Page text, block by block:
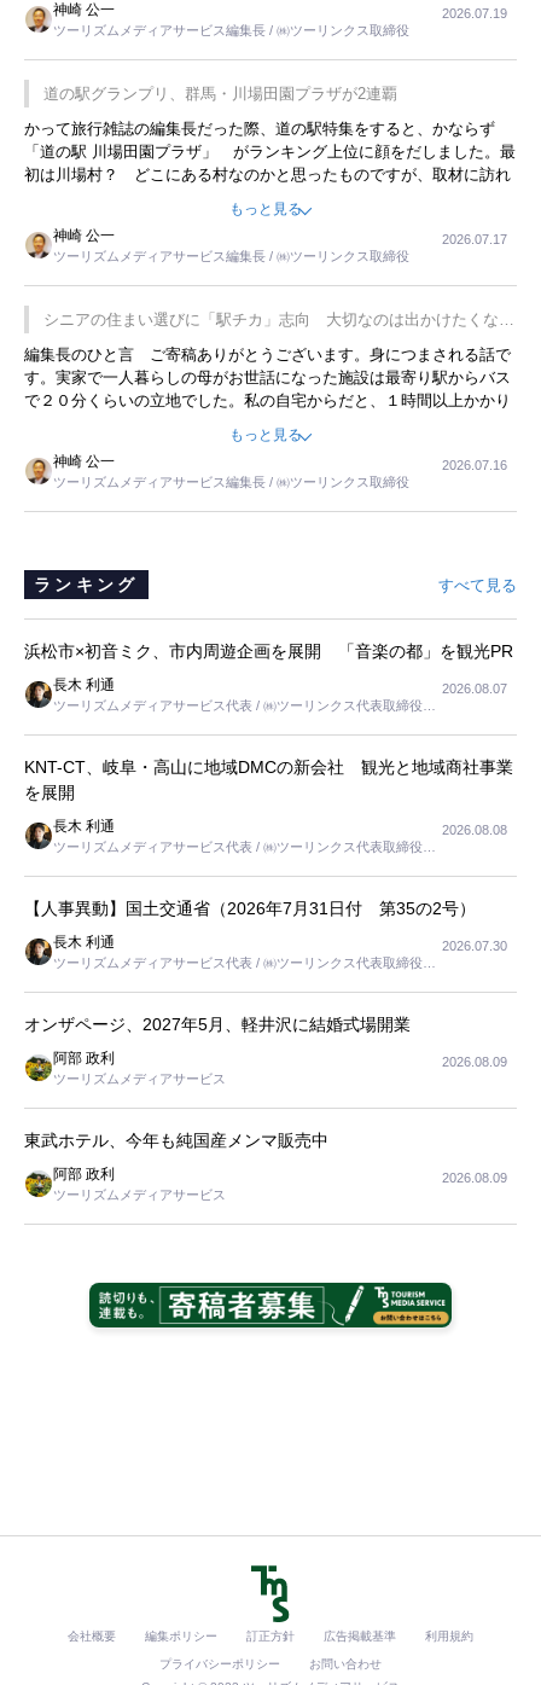
神崎 公一
ツーリズムメディアサービス編集長 / ㈱ツーリンクス取締役
2026.07.19
道の駅グランプリ、群馬・川場田園プラザが2連覇
かって旅行雑誌の編集長だった際、道の駅特集をすると、かならず
「道の駅 川場田園プラザ」 がランキング上位に顔をだしました。最
初は川場村？ どこにある村なのかと思ったものですが、取材に訪れ
永井 彰一社長にインタビューしたら、興味深い話が次々が飛び出しま
した。プレゼンも巧みで、今でも思い出すことが２つあります。一つ
は、従業員に東京ディズニーランドを見学させ、サービス業、接客業
の何かを理解してもらっていることです。 もう一つは1800円もする
プレミアムヨーグルトを販売するにあたり、社内に懸念もあったそう
です。永井社長は、駐車場に都内ナンバーの高級外車が停まっている
ことに目をつけ、高級商品でも売れると確信したそうです。今回の記
事を懐かしく読みました。
もっと見る
神崎 公一
ツーリズムメディアサービス編集長 / ㈱ツーリンクス取締役
2026.07.17
シニアの住まい選びに「駅チカ」志向 大切なのは出かけたくなる
暮らし
編集長のひと言 ご寄稿ありがとうございます。身につまされる話で
す。実家で一人暮らしの母がお世話になった施設は最寄り駅からバス
で２０分くらいの立地でした。私の自宅からだと、１時間以上かかり
ました。母の住まいから近いという理由で、その施設を選択したので
すが、私と妹にとっては、半日仕事ででした。シニアの住まい選び
は、当人だけではなく、世話をする家族の足の便も考えない外池ない
と思いました。
もっと見る
神崎 公一
ツーリズムメディアサービス編集長 / ㈱ツーリンクス取締役
2026.07.16
ランキング すべて見る
浜松市×初音ミク、市内周遊企画を展開 「音楽の都」を観光PR
長木 利通
ツーリズムメディアサービス代表 / ㈱ツーリンクス代表取締役社
2026.08.07
KNT-CT、岐阜・高山に地域DMCの新会社 観光と地域商社事業
を展開
長木 利通
ツーリズムメディアサービス代表 / ㈱ツーリンクス代表取締役社
2026.08.08
【人事異動】国土交通省（2026年7月31日付 第35の2号）
長木 利通
ツーリズムメディアサービス代表 / ㈱ツーリンクス代表取締役社
2026.07.30
オンザページ、2027年5月、軽井沢に結婚式場開業
阿部 政利
ツーリズムメディアサービス
2026.08.09
東武ホテル、今年も純国産メンマ販売中
阿部 政利
ツーリズムメディアサービス
2026.08.09
会社概要 編集ポリシー 訂正方針 広告掲載基準 利用規約
プライバシーポリシー
お問い合わせ